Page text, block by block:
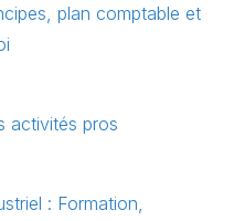
plan comptable et
activités pros
: Formation,